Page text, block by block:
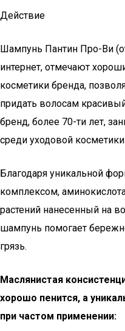
Действие
Шампунь Пантин Про-Ви
интернет, отмечают
косметики бренда,
придать волосам
бренд, более 70-ти лет,
среди уходовой косметики.
Благодаря уникальной
комплексом,
растений нанесенный на
шампунь помогает
грязь.
Маслянистая
хорошо пенится, а
при частом применении: